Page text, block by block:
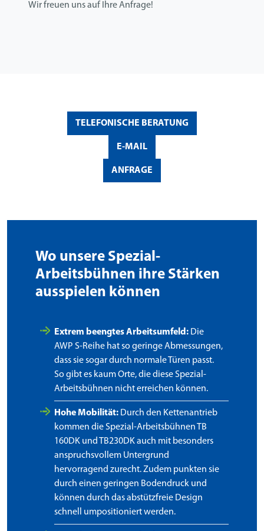
Wir freuen uns auf Ihre Anfrage!
TELEFONISCHE BERATUNG
E-MAIL
ANFRAGE
Wo unsere Spezial-
Arbeitsbühnen ihre Stärken
ausspielen können
Extrem beengtes Arbeitsumfeld: Die
AWP S-Reihe hat so geringe Abmessungen,
dass sie sogar durch normale Türen passt.
So gibt es kaum Orte, die diese Spezial-
Arbeitsbühnen nicht erreichen können.
Hohe Mobilität: Durch den Kettenantrieb
kommen die Spezial-Arbeitsbühnen TB
160DK und TB230DK auch mit besonders
anspruchsvollem Untergrund
hervorragend zurecht. Zudem punkten sie
durch einen geringen Bodendruck und
können durch das abstützfreie Design
schnell umpositioniert werden.